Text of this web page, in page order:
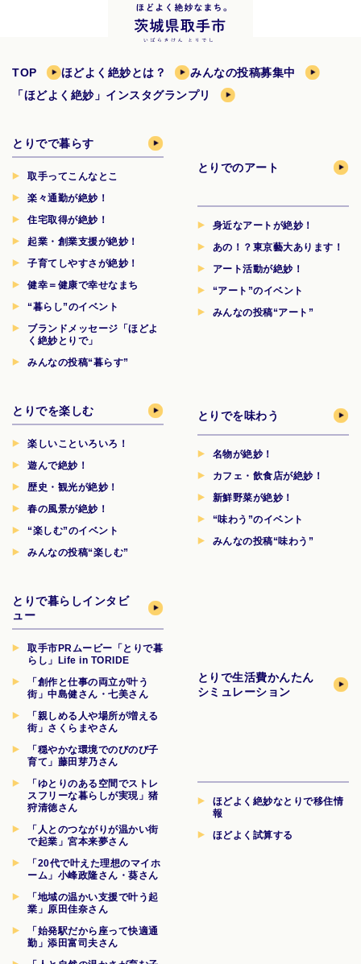
TOP ほどよく絶妙とは？
みんなの投稿募集中
「ほどよく絶妙」インスタグランプリ
とりでで暮らす
取手ってこんなとこ
楽々通勤が絶妙！
住宅取得が絶妙！
起業・創業支援が絶妙！
子育てしやすさが絶妙！
健幸＝健康で幸せなまち
“暮らし”のイベント
ブランドメッセージ「ほどよ
く絶妙とりで」
みんなの投稿“暮らす”
とりでのアート
身近なアートが絶妙！
あの！？東京藝大あります！
アート活動が絶妙！
“アート”のイベント
みんなの投稿“アート”
とりでを楽しむ
楽しいこといろいろ！
遊んで絶妙！
歴史・観光が絶妙！
春の風景が絶妙！
“楽しむ”のイベント
みんなの投稿“楽しむ”
とりでを味わう
名物が絶妙！
カフェ・飲食店が絶妙！
新鮮野菜が絶妙！
“味わう”のイベント
みんなの投稿“味わう”
とりで暮らしインタビ
ュー
取手市PRムービー「とりで暮
らし」Life in TORIDE
「創作と仕事の両立が叶う
街」中島健さん・七美さん
「親しめる人や場所が増える
街」さくらまやさん
「穏やかな環境でのびのび子
育て」藤田芽乃さん
「ゆとりのある空間でストレ
スフリーな暮らしが実現」猪
狩清徳さん
「人とのつながりが温かい街
で起業」宮本来夢さん
「20代で叶えた理想のマイホ
ーム」小峰政隆さん・葵さん
「地域の温かい支援で叶う起
業」原田佳奈さん
「始発駅だから座って快適通
勤」添田富司夫さん
とりで生活費かんたん
シミュレーション
ほどよく絶妙なとりで移住情
報
ほどよく試算する